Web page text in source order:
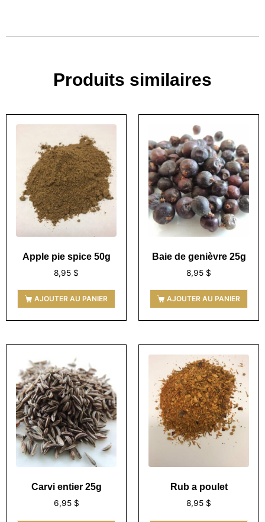
Produits similaires
Apple pie spice 50g
8,95 $
AJOUTER AU PANIER
Baie de genièvre 25g
8,95 $
AJOUTER AU PANIER
Carvi entier 25g
6,95 $
Rub a poulet
8,95 $